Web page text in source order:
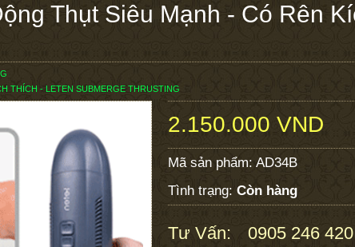
Thụt Siêu Mạnh - Có Rên
THÍCH - LETEN SUBMERGE THRUSTING
2.150.000 VND
Mã sản phẩm: AD34B
Tình trạng: Còn hàng
Tư Vấn: 0905 246 420